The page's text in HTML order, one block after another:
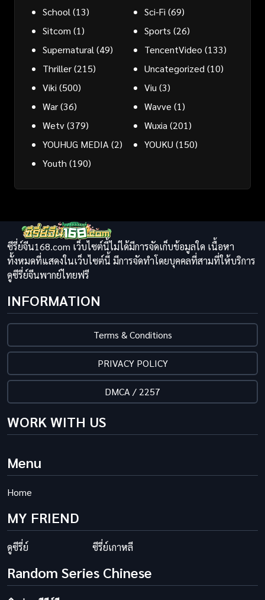
School(13) Sci-Fi (69)
Sitcom (1) Sports (26)
Supernatural(49) TencentVideo (133)
Thriller(215) Uncategorized(10)
Viki (500) Viu(3)
War(36) Wavve (1)
Wetv(379) Wuxia(201)
YOUHUG MEDIA(2) YOUKU (150)
Youth (190)
ซีรี่ย์จีน168.com เว็บไซต์นี้ไม่ได้มีการจัดเก็บข้อมูลใด เนื้อหา
ทั้งหมดที่แสดงในเว็บไซต์นี้ มีการจัดทำโดยบุคคลที่สามที่ให้บริการ
ดูซีรี่ย์จีนพากย์ไทยฟรี
INFORMATION
Terms & Conditions
PRIVACY POLICY
DMCA / 2257
WORK WITH US
Menu
Home
MY FRIEND
ดูซีรี่ย์ ซีรี่ย์เกาหลี
Random Series Chinese